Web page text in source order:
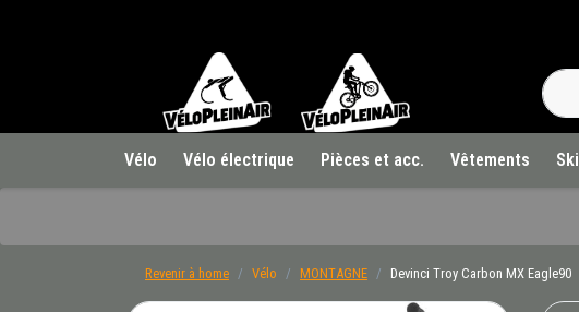
Vélo Vélo électrique Pièces et acc. Vêtements Ski
Revenir à home Vélo MONTAGNE Devinci Troy Carbon MX Eagle90